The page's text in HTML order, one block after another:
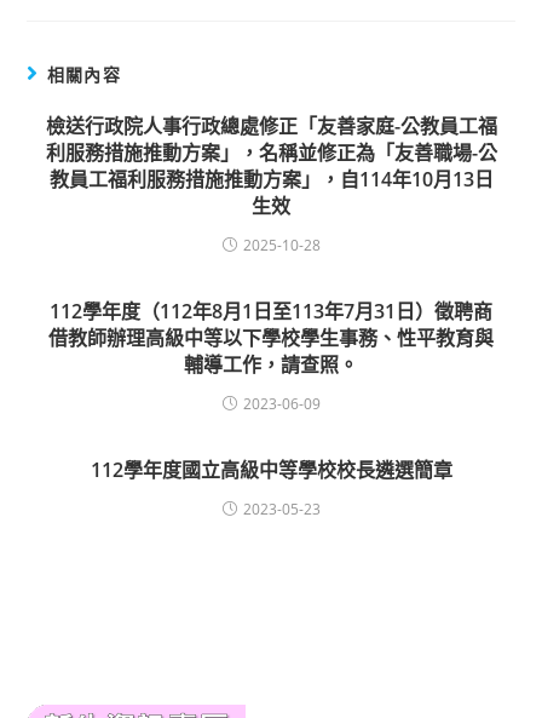
相關內容
檢送行政院人事行政總處修正「友善家庭-公教員工福
利服務措施推動方案」，名稱並修正為「友善職場-公
教員工福利服務措施推動方案」，自114年10月13日
生效
2025-10-28
112學年度（112年8月1日至113年7月31日）徵聘商
借教師辦理高級中等以下學校學生事務、性平教育與
輔導工作，請查照。
2023-06-09
112學年度國立高級中等學校校長遴選簡章
2023-05-23